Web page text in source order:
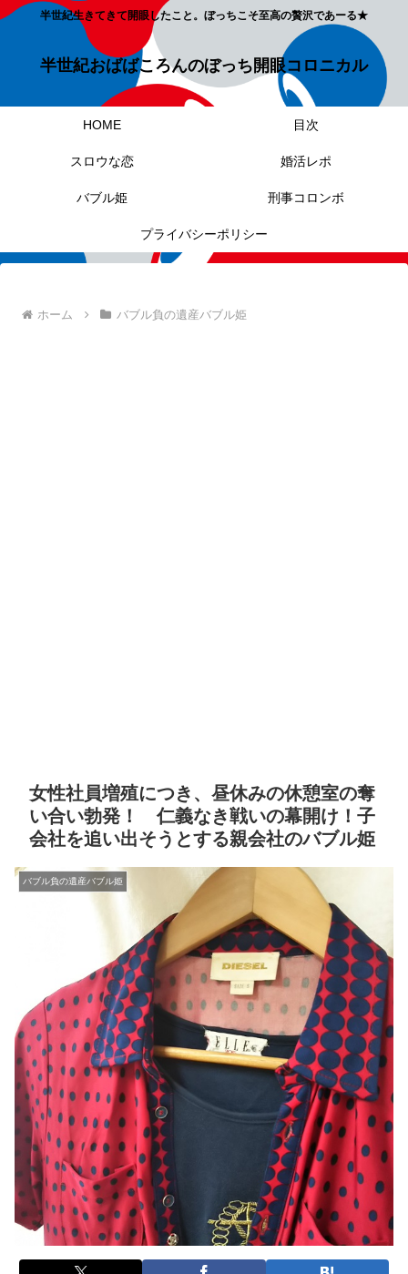
半世紀生きてきて開眼したこと。ぼっちこそ至高の贅沢であーる★
半世紀おばばころんのぼっち開眼コロニカル
HOME 目次
スロウな恋 婚活レポ
バブル姫 刑事コロンボ
プライバシーポリシー
ホーム バブル負の遺産バブル姫
女性社員増殖につき、昼休みの休憩室の奪
い合い勃発！ 仁義なき戦いの幕開け！子
会社を追い出そうとする親会社のバブル姫
バブル負の遺産バブル姫